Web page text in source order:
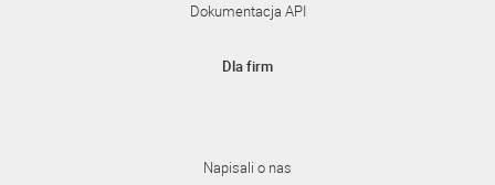
Dokumentacja API
Dla firm
Napisali o nas